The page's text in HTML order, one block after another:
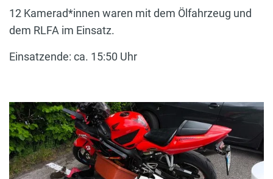
12 Kamerad*innen waren mit dem Ölfahrzeug und
dem RLFA im Einsatz.
Einsatzende: ca. 15:50 Uhr